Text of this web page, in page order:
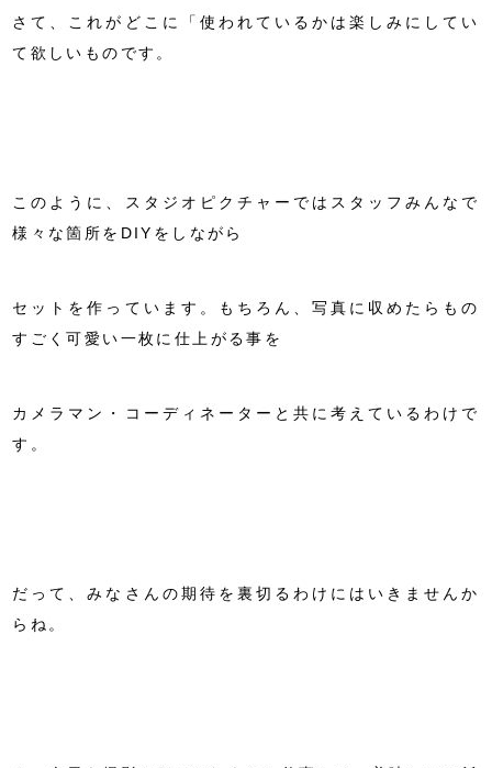
さて、これがどこに「使われているかは楽しみにしてい
て欲しいものです。
このように、スタジオピクチャーではスタッフみんなで
様々な箇所をDIYをしながら
セットを作っています。もちろん、写真に収めたらもの
すごく可愛い一枚に仕上がる事を
カメラマン・コーディネーターと共に考えているわけで
す。
だって、みなさんの期待を裏切るわけにはいきませんか
らね。